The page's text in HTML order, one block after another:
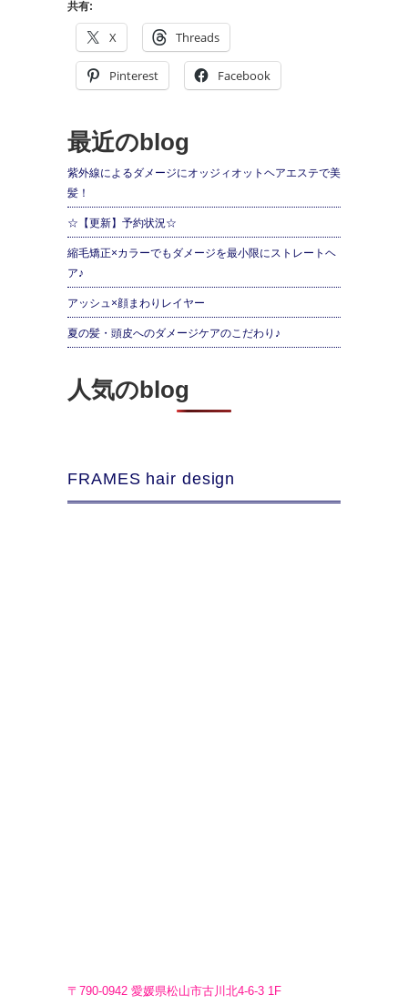
共有:
X Threads
Pinterest Facebook
最近のblog
紫外線によるダメージにオッジィオットヘアエステで美
髪！
☆【更新】予約状況☆
縮毛矯正×カラーでもダメージを最小限にストレートヘ
ア♪
アッシュ×顔まわりレイヤー
夏の髪・頭皮へのダメージケアのこだわり♪
人気のblog
FRAMES hair design
〒790-0942 愛媛県松山市古川北4-6-3 1F